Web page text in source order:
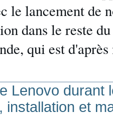
le lancement de
dans le reste
qui est